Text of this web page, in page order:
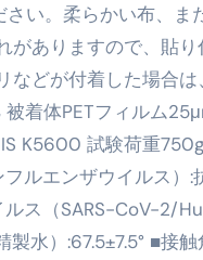
飲み続けたらどうな
ージ完成まで。ムーム
全ガイド｜“着る布団”
び方“完全攻略”｜シン
ンドル付き・筋力ア
アトリ超新春セール＆
い。柔らかい布、
ありますので、貼
どが付着した場合
着体PETフィルム
K5600 試験荷重
ルエンザウイルス）
ス（SARS-CoV-2/
水）:67.5±7.5° ■接